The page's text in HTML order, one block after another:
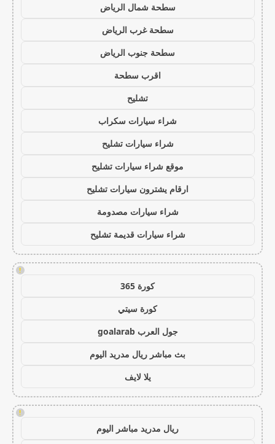
سطحة شمال الرياض
سطحة غرب الرياض
سطحة جنوب الرياض
اقرب سطحة
تشليح
شراء سيارات سكراب
شراء سيارات تشليح
موقع شراء سيارات تشليح
ارقام يشترون سيارات تشليح
شراء سيارات مصدومة
شراء سيارات قديمة تشليح
!
كورة 365
كورة سيتي
جول العرب goalarab
بث مباشر ريال مدريد اليوم
يلا لايف
!
ريال مدريد مباشر اليوم